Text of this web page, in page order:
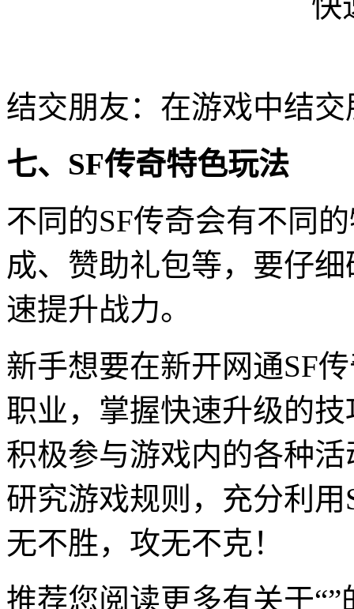
结交朋友：在游戏中结
七、SF传奇特色玩法
不同的SF传奇会有不同
成、赞助礼包等，要仔
速提升战力。
新手想要在新开网通SF
职业，掌握快速升级的
积极参与游戏内的各种
研究游戏规则，充分利
无不胜，攻无不克！
推荐您阅读更多有关于“”